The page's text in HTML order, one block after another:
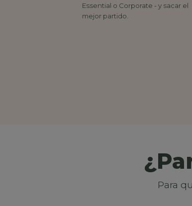
Essential o Corporate - y sacar el
mejor partido.
Para